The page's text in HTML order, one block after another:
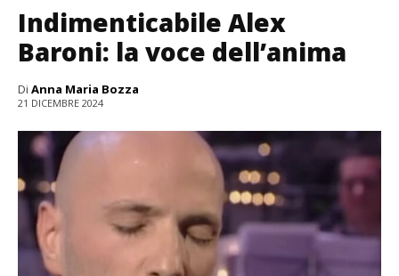
Indimenticabile Alex
Baroni: la voce dell’anima
Di Anna Maria Bozza
21 DICEMBRE 2024